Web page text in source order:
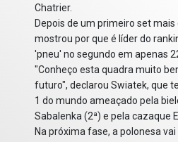
Chatrier.
Depois de um primeiro set
mostrou por que é líder do
'pneu' no segundo em apenas
"Conheço esta quadra muito
futuro", declarou Swiatek, que
1 do mundo ameaçado pela
Sabalenka (2ª) e pela cazaque
Na próxima fase, a polonesa